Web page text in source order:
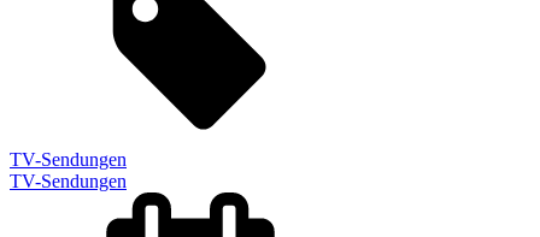
TV-Sendungen
TV-Sendungen